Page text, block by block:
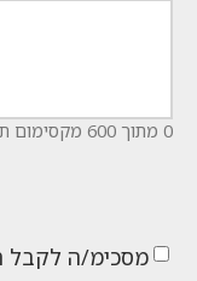
0 מתוך 600 מקסימום תווים
מסכימ/ה לקבל